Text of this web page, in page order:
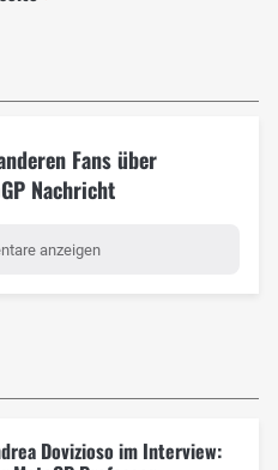
Fans über
Nachricht
anzeigen
Dovizioso im Interview: